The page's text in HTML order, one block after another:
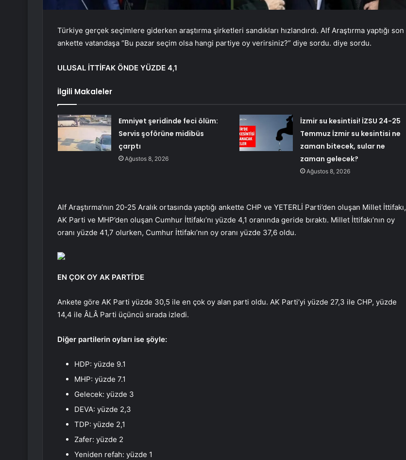
Türkiye gerçek seçimlere giderken araştırma şirketleri sandıkları hızlandırdı. Alf Araştırma yaptığı son
ankette vatandaşa “Bu pazar seçim olsa hangi partiye oy verirsiniz?” diye sordu. diye sordu.
ULUSAL İTTİFAK ÖNDE YÜZDE 4,1
İlgili Makaleler
Emniyet şeridinde feci ölüm:
Servis şoförüne midibüs
çarptı
Ağustos 8, 2026
İzmir su kesintisi! İZSU 24-25
Temmuz İzmir su kesintisi ne
zaman bitecek, sular ne
zaman gelecek?
Ağustos 8, 2026
Alf Araştırma’nın 20-25 Aralık ortasında yaptığı ankette CHP ve YETERLİ Parti’den oluşan Millet İttifakı,
AK Parti ve MHP’den oluşan Cumhur İttifakı’nı yüzde 4,1 oranında geride bıraktı. Millet İttifakı’nın oy
oranı yüzde 41,7 olurken, Cumhur İttifakı’nın oy oranı yüzde 37,6 oldu.
EN ÇOK OY AK PARTİ’DE
Ankete göre AK Parti yüzde 30,5 ile en çok oy alan parti oldu. AK Parti’yi yüzde 27,3 ile CHP, yüzde
14,4 ile ÂLÂ Parti üçüncü sırada izledi.
Diğer partilerin oyları ise şöyle:
HDP: yüzde 9.1
MHP: yüzde 7.1
Gelecek: yüzde 3
DEVA: yüzde 2,3
TDP: yüzde 2,1
Zafer: yüzde 2
Yeniden refah: yüzde 1